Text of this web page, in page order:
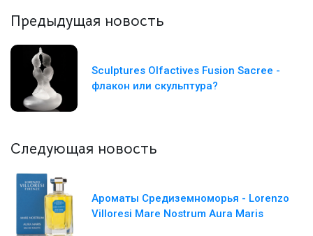
Предыдущая новость
Sculptures Olfactives Fusion Sacree -
флакон или скульптура?
Следующая новость
Ароматы Средиземноморья - Lorenzo
Villoresi Mare Nostrum Aura Maris